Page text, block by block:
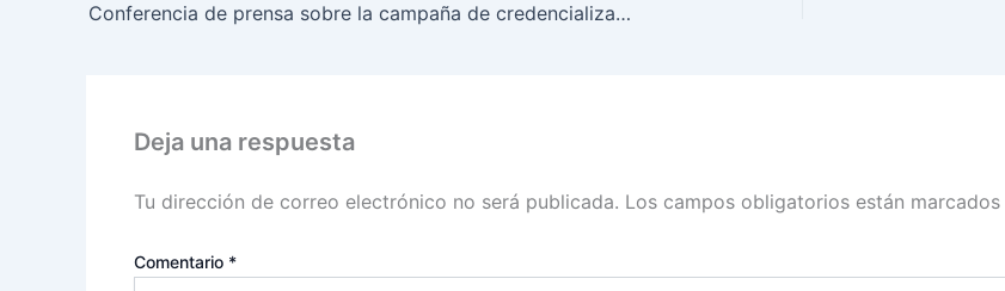
Conferencia de prensa sobre la campaña de credencialización 2023-2024
Deja una respuesta
Tu dirección de correo electrónico no será publicada. Los campos obligatorios están marcados
Comentario *